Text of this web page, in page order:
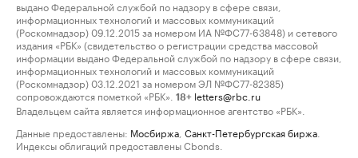
выдано Федеральной службой по надзору в сфере связи,
информационных технологий и массовых коммуникаций
(Роскомнадзор) 09.12.2015 за номером ИА №ФС77-63848) и сетевого
издания «РБК» (свидетельство о регистрации средства массовой
информации выдано Федеральной службой по надзору в сфере связи,
информационных технологий и массовых коммуникаций
(Роскомнадзор) 03.12.2021 за номером ЭЛ №ФС77-82385)
сопровождаются пометкой «РБК».
18+ letters@rbc.ru
Владельцем сайта является информационное агентство «РБК».
Данные предоставлены: Мосбиржа Санкт-Петербургская биржа
Индексы облигаций предоставлены Cbonds.